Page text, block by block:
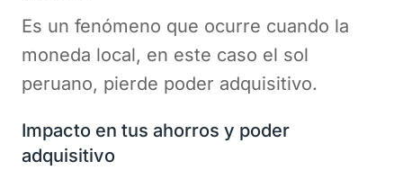
Es un fenómeno que ocurre cuando la
moneda local, en este caso el sol
peruano, pierde poder adquisitivo.
Impacto en tus ahorros y poder
adquisitivo